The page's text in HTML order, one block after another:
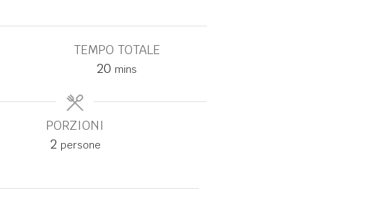
TEMPO TOTALE
20 mins
PORZIONI
2 persone